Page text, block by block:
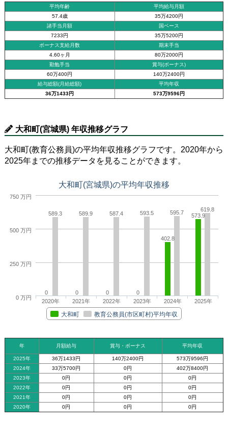
平均年齢
平均給与月額
57.4歳
35万4200円
諸手当月額
国ベース
7233円
35万5200円
ボーナス支給月数
期末手当
4.60ヶ月
80万2000円
勤勉手当
賞与(ボーナス)
60万400円
140万2400円
給与総額(月給総額)
平均年収
36万1433円
573万9596円
大和町(宮城県) 年収推移グラフ
大和町(教育公務員)の平均年収推移グラフです。2020年から
2025年までの推移データを見ることができます。
大和町(宮城県)の平均年収推移
0 0 0 0
402.8
573.9
589.3 589.9 587.4 593.5 595.7 619.8
大和町 教育公務員(市区町村)平均年収
2020年 2021年 2022年 2023年 2024年 2025年
0 万円
250 万円
500 万円
750 万円
年 月額給与 賞与・ボーナス 平均年収
2025年 36万1433円 140万2400円
573万9596円
2024年
33万5700円 0円
402万8400円
2023年
0円 0円
0円
2022年
0円 0円
0円
2021年
0円 0円
0円
2020年
0円 0円 0円